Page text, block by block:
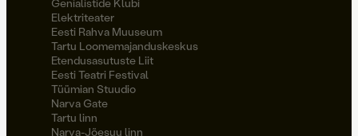
Elektriteater
Eesti Rahva Muuseum
Tartu Loomemajanduskeskus
Etendusasutuste Liit
Eesti Teatri Festival
Tüümian Stuudio
Narva Gate
Tartu linn
Narva-Jõesuu linn